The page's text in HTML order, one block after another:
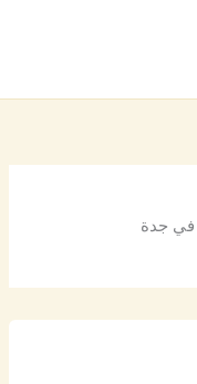
جدة